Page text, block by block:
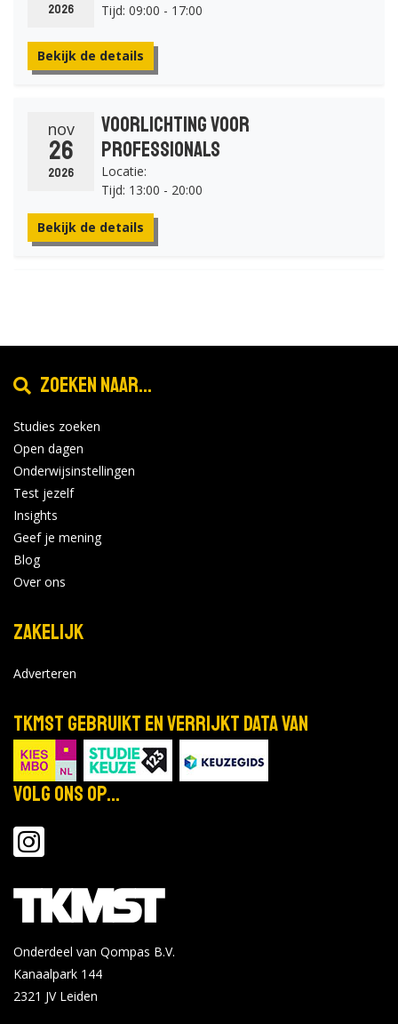
2026
Tijd: 09:00 - 17:00
Bekijk de details
nov
26
2026
Voorlichting voor
professionals
Locatie:
Tijd: 13:00 - 20:00
Bekijk de details
2027
Locatie:
feb
6
2027
Open Dag
Bekijk de details
mrt
2027
Bekijk de details
mrt Proefstuderen
Bekijk de details
apr
2
2027
Open Dag
Zoeken naar...
Studies zoeken
Open dagen
Onderwijsinstellingen
Test jezelf
Insights
Geef je mening
Blog
Over ons
Zakelijk
Adverteren
TKMST gebruikt en verrijkt data van
Volg ons op...
Onderdeel van Qompas B.V.
Kanaalpark 144
2321 JV Leiden